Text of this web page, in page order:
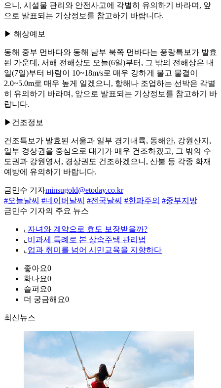
으니, 시설물 관리와 안전사고에 각별히 유의하기 바라며, 앞
으로 발표되는 기상정보를 참고하기 바랍니다.
▶ 해상예보
동해 중부 먼바다와 동해 남부 북쪽 먼바다는 풍랑특보가 발효
된 가운데, 서해 전해상도 오늘(6일)부터, 그 밖의 전해상은 내
일(7일)부터 바람이 10~18m/s로 매우 강하게 불고 물결이
2.0~5.0m로 매우 높게 일겠으니, 항해나 조업하는 선박은 각별
히 유의하기 바라며, 앞으로 발표되는 기상정보를 참고하기 바
랍니다.
▶건조정보
건조특보가 발효된 서울과 일부 경기내륙, 동해안, 강원산지,
일부 경상권을 중심으로 대기가 매우 건조하겠고, 그 밖의 수
도권과 강원영서, 경상권도 건조하겠으니, 산불 등 각종 화재
예방에 유의하기 바랍니다.
금민수 기자minsugold@etoday.co.kr
#오늘날씨 #네이버날씨 #전국날씨 #한파주의 #중부지방
금민수 기자의 주요 뉴스
⌞ 자녀와 계약으로 효도 보장받을까?
⌞ 비과세 특례로 본 상속주택 관리법
⌞ 업과 취미를 넘어 시민교육을 지향하다
좋아요0
화나요0
슬퍼요0
더 궁금해요0
최신뉴스